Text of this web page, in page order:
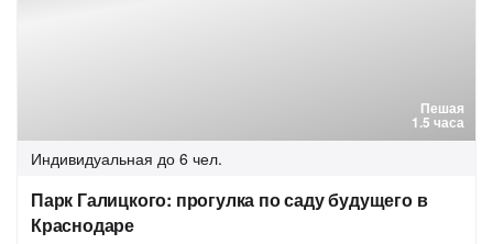
Пешая
1.5 часа
Индивидуальная до 6 чел.
Парк Галицкого: прогулка по саду будущего в
Краснодаре